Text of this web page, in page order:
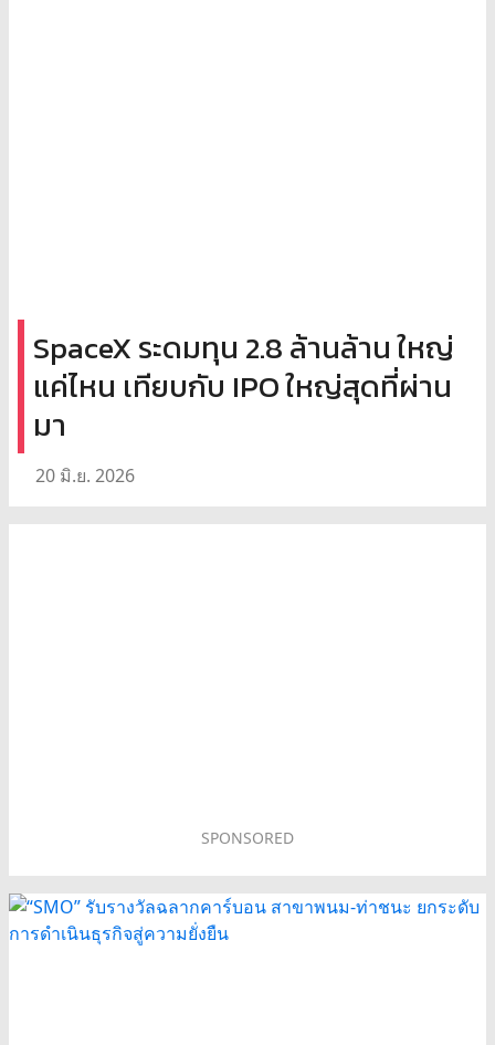
SpaceX ระดมทุน 2.8 ล้านล้าน ใหญ่
แค่ไหน เทียบกับ IPO ใหญ่สุดที่ผ่าน
มา
20 มิ.ย. 2026
SPONSORED